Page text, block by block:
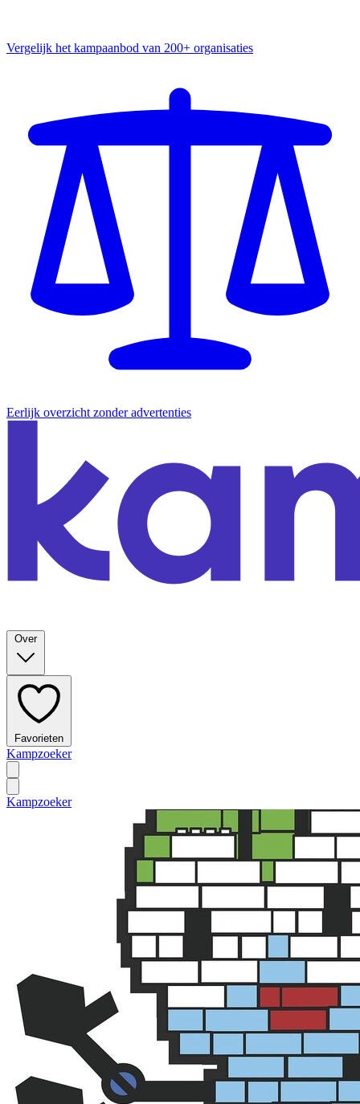
Vergelijk het kampaanbod van 200+ organisaties
Eerlijk overzicht zonder advertenties
Over
Favorieten
Kampzoeker
Kampzoeker